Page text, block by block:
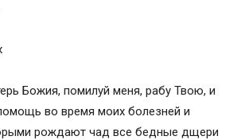
Божия, помилуй меня, рабу Твою, и
во время моих болезней и
рождают чад все бедные дщери